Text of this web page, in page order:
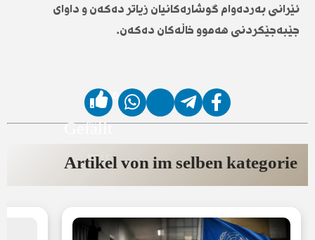
ئێرانی بەردەوام گوشارەکانیان زیاتر دەکەن و داوای
جێبەجێکردنی هەموو خاڵەکان دەکەن.
Gefällt
mir
Artikel von im selben kategorie